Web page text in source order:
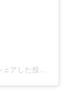
NANAO1028さん(@nanao_official)がシェアした投稿